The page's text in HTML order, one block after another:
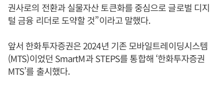
권사로의 전환과 실물자산 토큰화를 중심으로 글로벌 디지
털 금융 리더로 도약할 것”이라고 말했다.
앞서 한화투자증권은 2024년 기존 모바일트레이딩시스템
(MTS)이었던 SmartM과 STEPS를 통합해 ‘한화투자증권
MTS’를 출시했다.